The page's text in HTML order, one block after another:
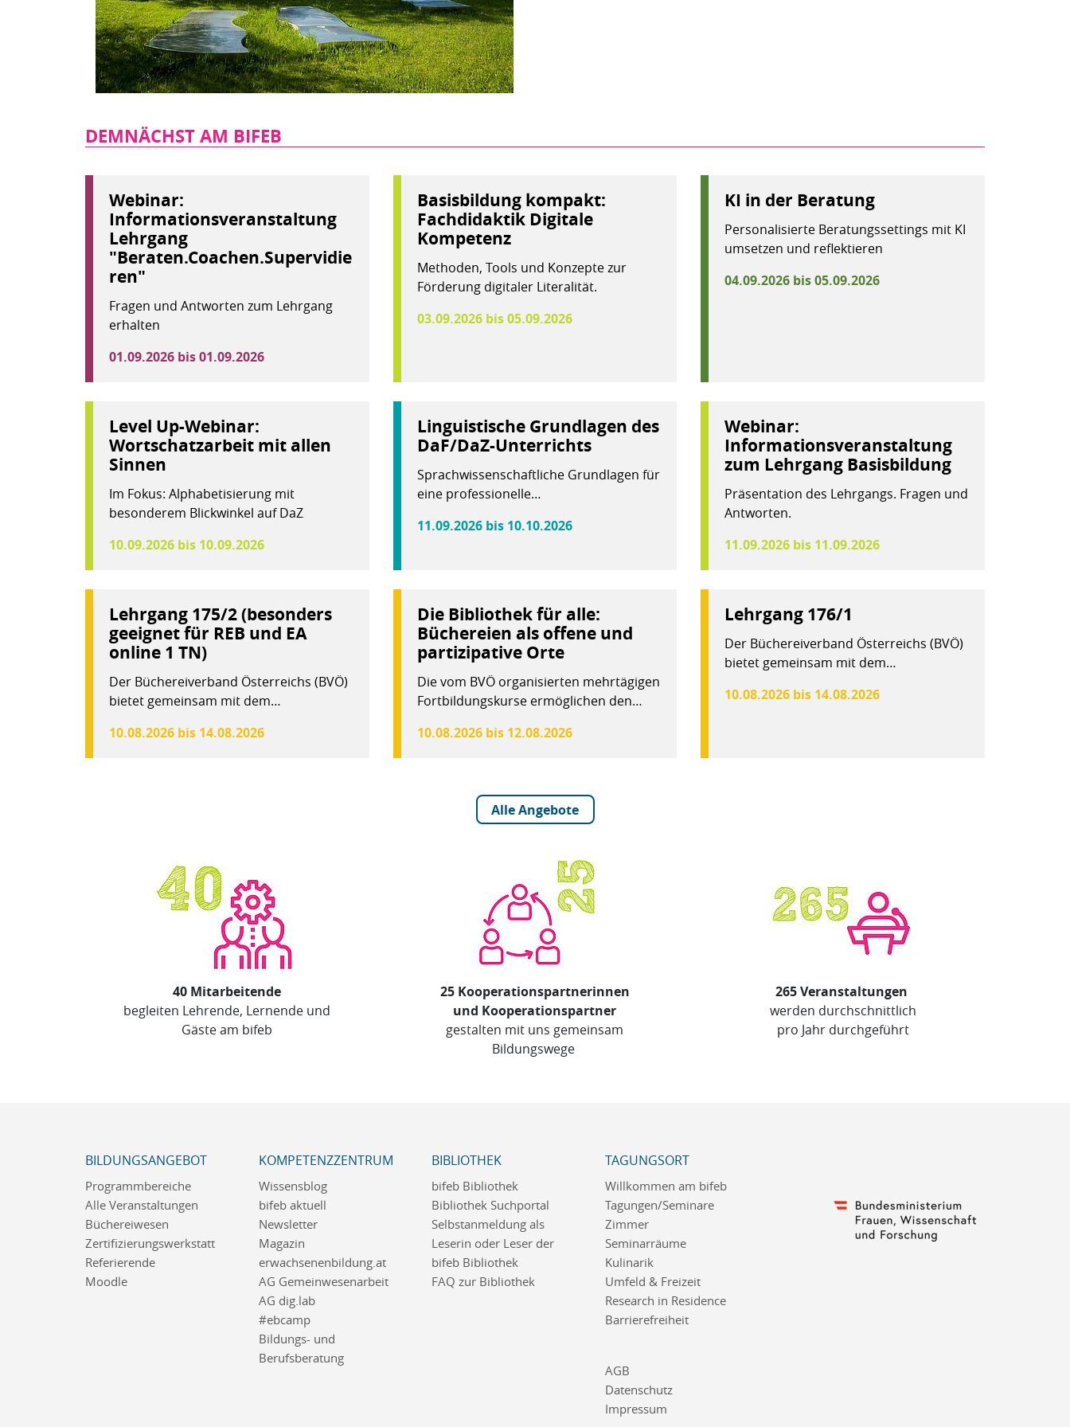
DEMNÄCHST AM BIFEB
Webinar:
Informationsveranstaltung
Lehrgang
"Beraten.Coachen.Supervidie
ren"
Fragen und Antworten zum Lehrgang
erhalten
01.09.2026 bis 01.09.2026
Basisbildung kompakt:
Fachdidaktik Digitale
Kompetenz
Methoden, Tools und Konzepte zur
Förderung digitaler Literalität.
03.09.2026 bis 05.09.2026
KI in der Beratung
Personalisierte Beratungssettings mit KI
umsetzen und reflektieren
04.09.2026 bis 05.09.2026
Level Up-Webinar:
Wortschatzarbeit mit allen
Sinnen
Im Fokus: Alphabetisierung mit
besonderem Blickwinkel auf DaZ
10.09.2026 bis 10.09.2026
Linguistische Grundlagen des
DaF/DaZ-Unterrichts
Sprachwissenschaftliche Grundlagen für
eine professionelle…
11.09.2026 bis 10.10.2026
Webinar:
Informationsveranstaltung
zum Lehrgang Basisbildung
Präsentation des Lehrgangs. Fragen und
Antworten.
11.09.2026 bis 11.09.2026
Lehrgang 175/2 (besonders
geeignet für REB und EA
online 1 TN)
Der Büchereiverband Österreichs (BVÖ)
bietet gemeinsam mit dem…
10.08.2026 bis 14.08.2026
Die Bibliothek für alle:
Büchereien als offene und
partizipative Orte
Die vom BVÖ organisierten mehrtägigen
Fortbildungskurse ermöglichen den…
10.08.2026 bis 12.08.2026
Lehrgang 176/1
Der Büchereiverband Österreichs (BVÖ)
bietet gemeinsam mit dem…
10.08.2026 bis 14.08.2026
Alle Angebote
40 Mitarbeitende
begleiten Lehrende, Lernende und
Gäste am bifeb
25 Kooperationspartnerinnen
und Kooperationspartner
gestalten mit uns gemeinsam
Bildungswege
265 Veranstaltungen
werden durchschnittlich
pro Jahr durchgeführt
BILDUNGSANGEBOT
Programmbereiche
Alle Veranstaltungen
Büchereiwesen
Zertifizierungswerkstatt
Referierende
Moodle
KOMPETENZZENTRUM
Wissensblog
bifeb aktuell
Newsletter
Magazin
erwachsenenbildung.at
AG Gemeinwesenarbeit
AG dig.lab
#ebcamp
Bildungs- und
Berufsberatung
BIBLIOTHEK
bifeb Bibliothek
Bibliothek Suchportal
Selbstanmeldung als
Leserin oder Leser der
bifeb Bibliothek
FAQ zur Bibliothek
TAGUNGSORT
Willkommen am bifeb
Tagungen/Seminare
Zimmer
Seminarräume
Kulinarik
Umfeld & Freizeit
Research in Residence
Barrierefreiheit
AGB
Datenschutz
Impressum